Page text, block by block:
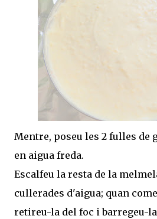
Mentre, poseu les 2 fulles de
en aigua freda.
Escalfeu la resta de la
cullerades d'aigua; quan
retireu-la del foc i barregeu-